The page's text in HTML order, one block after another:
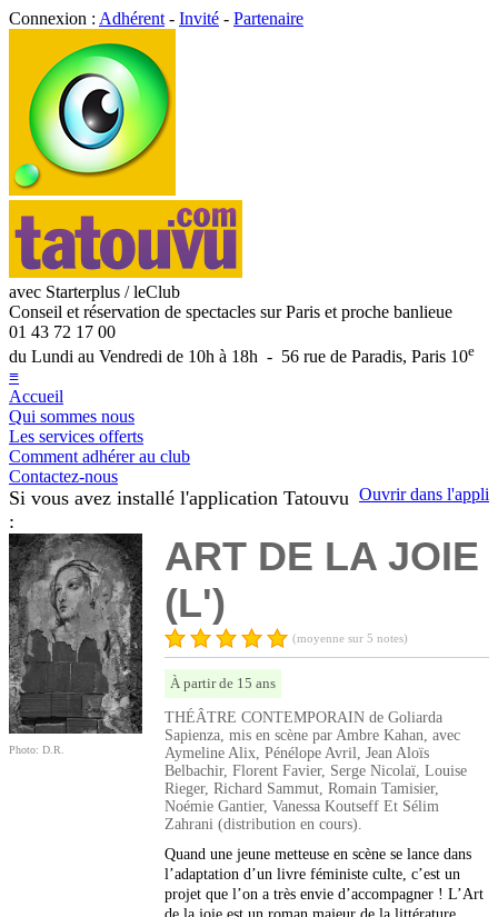
Connexion : Adhérent - Invité - Partenaire
avec Starterplus / leClub
Conseil et réservation de spectacles sur Paris et proche banlieue
01 43 72 17 00
du Lundi au Vendredi de 10h à 18h - 56 rue de Paradis, Paris 10e
≡
Accueil
Qui sommes nous
Les services offerts
Comment adhérer au club
Contactez-nous
Ouvrir dans l'appli
Si vous avez installé l'application Tatouvu
:
Photo: D.R.
ART DE LA JOIE
(L')
(moyenne sur 5 notes)
À partir de 15 ans
THÉÂTRE CONTEMPORAIN de Goliarda
Sapienza, mis en scène par Ambre Kahan, avec
Aymeline Alix, Pénélope Avril, Jean Aloïs
Belbachir, Florent Favier, Serge Nicolaï, Louise
Rieger, Richard Sammut, Romain Tamisier,
Noémie Gantier, Vanessa Koutseff Et Sélim
Zahrani (distribution en cours).
Quand une jeune metteuse en scène se lance dans
l’adaptation d’un livre féministe culte, c’est un
projet que l’on a très envie d’accompagner ! L’Art